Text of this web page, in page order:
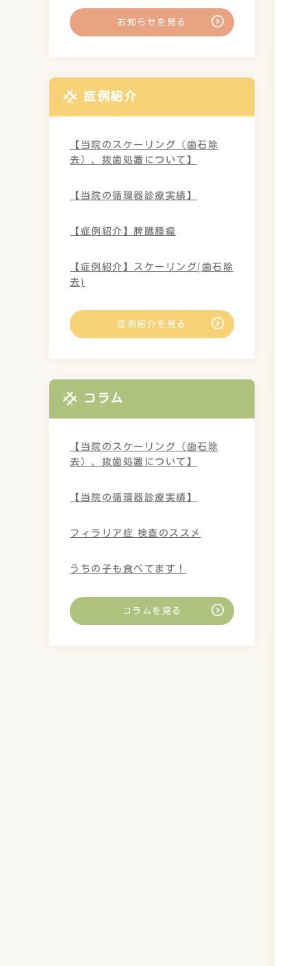
お知らせを見る
症例紹介
【当院のスケーリング（歯石除
去）、抜歯処置について】
【当院の循環器診療実績】
【症例紹介】脾臓腫瘤
【症例紹介】スケーリング(歯石除
去)
症例紹介を見る
コラム
【当院のスケーリング（歯石除
去）、抜歯処置について】
【当院の循環器診療実績】
フィラリア症 検査のススメ
うちの子も食べてます！
コラムを見る